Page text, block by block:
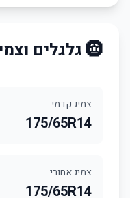
🛞 גלגלים וצמיגים
צמיג קדמי
175/65R14
צמיג אחורי
175/65R14